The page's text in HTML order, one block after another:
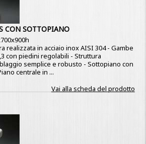
CON SOTTOPIANO
realizzata in acciaio inox AISI 304 - Gambe
con piedini regolabili - Struttura
semplice e robusto - Sottopiano con
centrale in ...
Vai alla scheda del prodotto